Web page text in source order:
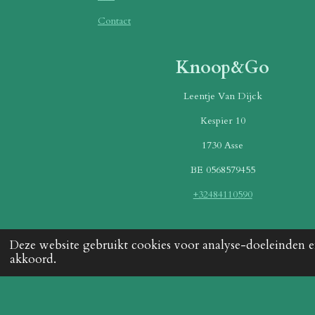
Deze website gebruikt cookies voor analyse-
akkoord.
Contact
Knoop&Go
Leentje Van Dijck
Kespier 10
1730 Asse
BE 0568579455
+32484110590
Betaalmethoden